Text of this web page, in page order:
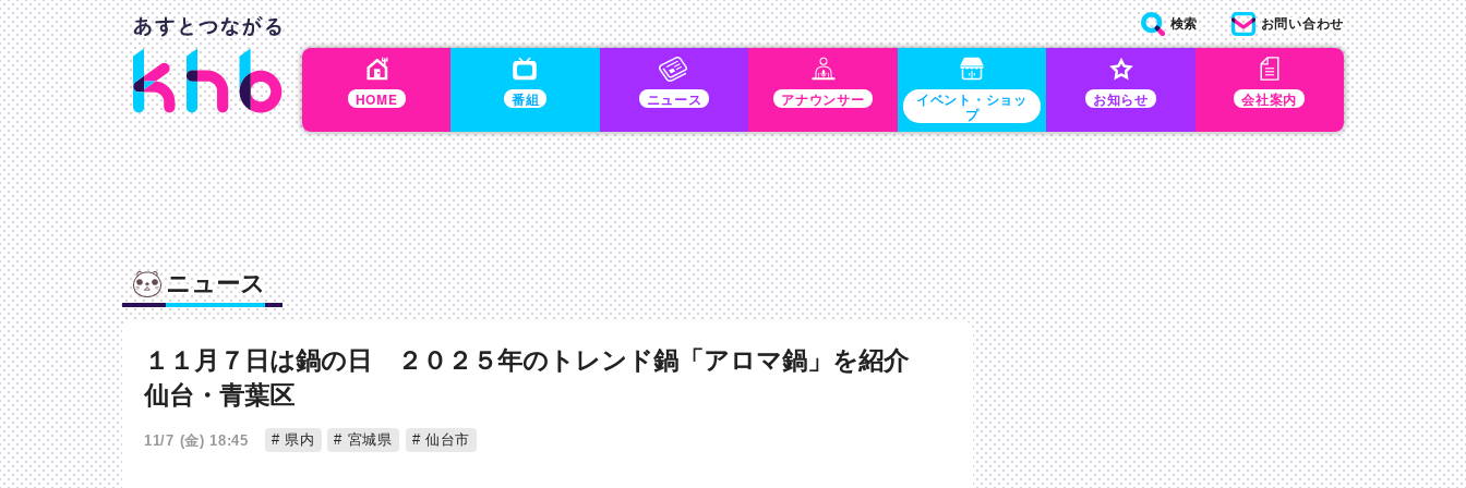
HOME 番組 ニュース アナウンサー イベント・ショッ
プ
お知らせ 会社案内
検索 お問い合わせ
ニュース
１１月７日は鍋の日 ２０２５年のトレンド鍋「アロマ鍋」を紹介
仙台・青葉区
11/7 (金) 18:45 県内 宮城県 仙台市